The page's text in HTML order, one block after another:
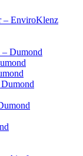
– EnviroKlenz
– Dumond